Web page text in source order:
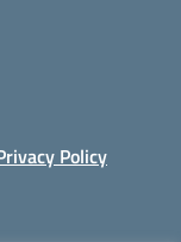
Policy